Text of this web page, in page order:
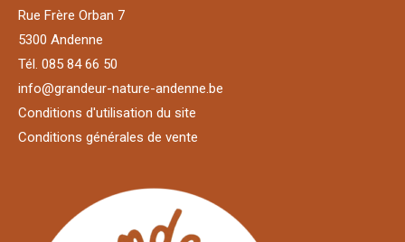
Rue Frère Orban 7
5300 Andenne
Tél. 085 84 66 50
info@grandeur-nature-andenne.be
Conditions d'utilisation du site
Conditions générales de vente